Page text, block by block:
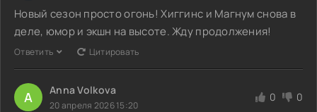
Новый сезон просто огонь! Хиггинс и Магнум снова в
деле, юмор и экшн на высоте. Жду продолжения!
Ответить Цитировать
A Anna Volkova
20 апреля 2026 15:20
0 0